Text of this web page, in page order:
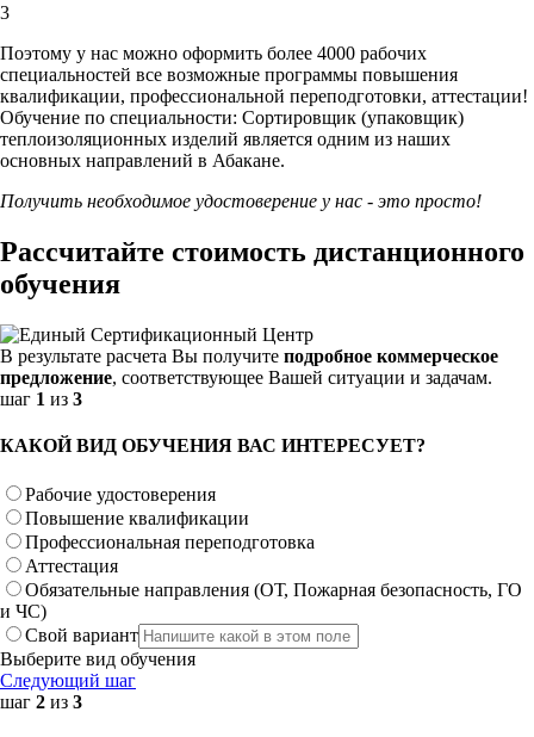
3
Поэтому у нас можно оформить более 4000 рабочих
специальностей все возможные программы повышения
квалификации, профессиональной переподготовки, аттестации!
Обучение по специальности: Сортировщик (упаковщик)
теплоизоляционных изделий является одним из наших
основных направлений в Абакане.
Получить необходимое удостоверение у нас - это просто!
Рассчитайте стоимость дистанционного
обучения
В результате расчета Вы получите подробное коммерческое
предложение, соответствующее Вашей ситуации и задачам.
шаг 1 из 3
КАКОЙ ВИД ОБУЧЕНИЯ ВАС ИНТЕРЕСУЕТ?
Рабочие удостоверения
Повышение квалификации
Профессиональная переподготовка
Аттестация
Обязательные направления (ОТ, Пожарная безопасность, ГО
и ЧС)
Свой вариант
Выберите вид обучения
Следующий шаг
шаг 2 из 3